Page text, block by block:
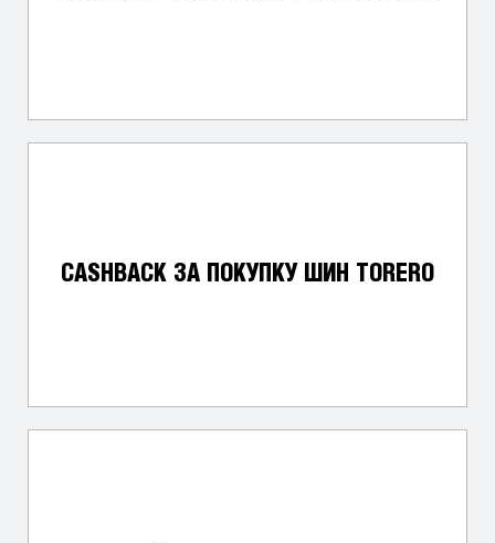
CASHBACK ЗА ПОКУПКУ ШИН TORERO